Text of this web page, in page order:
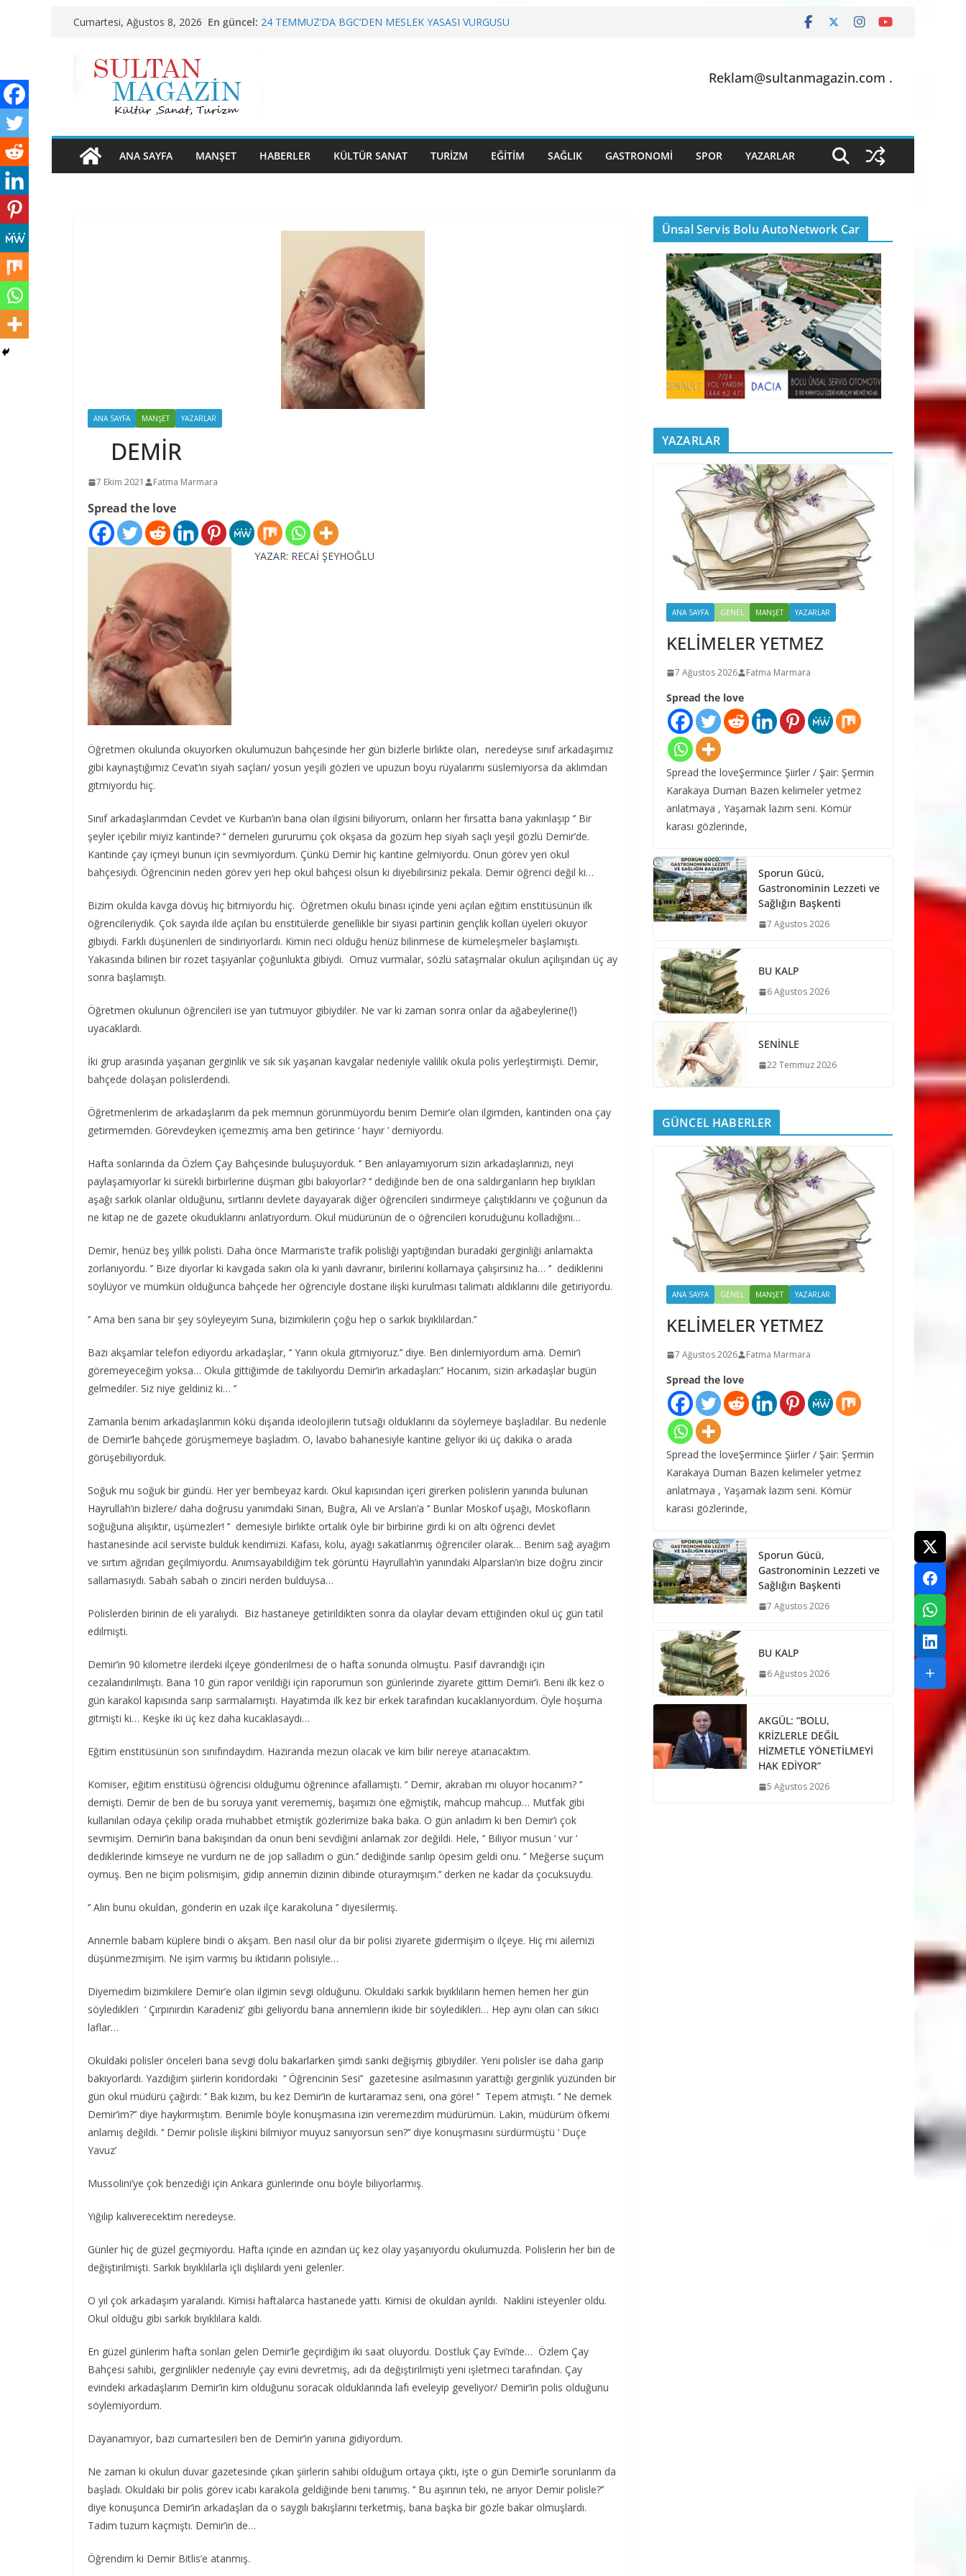
Cumartesi, Ağustos 8, 2026 En güncel: 24 TEMMUZ’DA BGC’DEN MESLEK YASASI VURGUSU
Reklam@sultanmagazin.com .
ANA SAYFA MANŞET HABERLER KÜLTÜR SANAT TURİZM EĞİTİM SAĞLIK GASTRONOMİ SPOR YAZARLAR
ANA SAYFA MANŞET YAZARLAR
DEMİR
7 Ekim 2021 Fatma Marmara
Spread the love
YAZAR: RECAİ ŞEYHOĞLU
Öğretmen okulunda okuyorken okulumuzun bahçesinde her gün bizlerle birlikte olan, neredeyse sınıf arkadaşımız
gibi kaynaştığımız Cevat’ın siyah saçları/ yosun yeşili gözleri ve upuzun boyu rüyalarımı süslemiyorsa da aklımdan
gitmiyordu hiç.
Sınıf arkadaşlarımdan Cevdet ve Kurban’ın bana olan ilgisini biliyorum, onların her fırsatta bana yakınlaşıp ‘’ Bir
şeyler içebilir miyiz kantinde? ‘’ demeleri gururumu çok okşasa da gözüm hep siyah saçlı yeşil gözlü Demir’de.
Kantinde çay içmeyi bunun için sevmiyordum. Çünkü Demir hiç kantine gelmiyordu. Onun görev yeri okul
bahçesiydi. Öğrencinin neden görev yeri hep okul bahçesi olsun ki diyebilirsiniz pekala. Demir öğrenci değil ki…
Bizim okulda kavga dövüş hiç bitmiyordu hiç. Öğretmen okulu binası içinde yeni açılan eğitim enstitüsünün ilk
öğrencileriydik. Çok sayıda ilde açılan bu enstitülerde genellikle bir siyasi partinin gençlik kolları üyeleri okuyor
gibiydi. Farklı düşünenleri de sindiriyorlardı. Kimin neci olduğu henüz bilinmese de kümeleşmeler başlamıştı.
Yakasında bilinen bir rozet taşıyanlar çoğunlukta gibiydi. Omuz vurmalar, sözlü sataşmalar okulun açılışından üç ay
sonra başlamıştı.
Öğretmen okulunun öğrencileri ise yan tutmuyor gibiydiler. Ne var ki zaman sonra onlar da ağabeylerine(!)
uyacaklardı.
İki grup arasında yaşanan gerginlik ve sık sık yaşanan kavgalar nedeniyle valilik okula polis yerleştirmişti. Demir,
bahçede dolaşan polislerdendi.
Öğretmenlerim de arkadaşlarım da pek memnun görünmüyordu benim Demir’e olan ilgimden, kantinden ona çay
getirmemden. Görevdeyken içemezmiş ama ben getirince ‘ hayır ’ demiyordu.
Hafta sonlarında da Özlem Çay Bahçesinde buluşuyorduk. ‘’ Ben anlayamıyorum sizin arkadaşlarınızı, neyi
paylaşamıyorlar ki sürekli birbirlerine düşman gibi bakıyorlar? ‘’ dediğinde ben de ona saldırganların hep bıyıkları
aşağı sarkık olanlar olduğunu, sırtlarını devlete dayayarak diğer öğrencileri sindirmeye çalıştıklarını ve çoğunun da
ne kitap ne de gazete okuduklarını anlatıyordum. Okul müdürünün de o öğrencileri koruduğunu kolladığını…
Demir, henüz beş yıllık polisti. Daha önce Marmaris’te trafik polisliği yaptığından buradaki gerginliği anlamakta
zorlanıyordu. ‘’ Bize diyorlar ki kavgada sakın ola ki yanlı davranır, birilerini kollamaya çalışırsınız ha… ‘’ dediklerini
söylüyor ve mümkün olduğunca bahçede her öğrenciyle dostane ilişki kurulması talimatı aldıklarını dile getiriyordu.
‘’ Ama ben sana bir şey söyleyeyim Suna, bizimkilerin çoğu hep o sarkık bıyıklılardan.’’
Bazı akşamlar telefon ediyordu arkadaşlar, ‘’ Yarın okula gitmiyoruz.’’ diye. Ben dinlemiyordum ama. Demir’i
göremeyeceğim yoksa… Okula gittiğimde de takılıyordu Demir’in arkadaşları:’’ Hocanım, sizin arkadaşlar bugün
gelmediler. Siz niye geldiniz ki… ‘’
Zamanla benim arkadaşlarımın kökü dışarıda ideolojilerin tutsağı olduklarını da söylemeye başladılar. Bu nedenle
de Demir’le bahçede görüşmemeye başladım. O, lavabo bahanesiyle kantine geliyor iki üç dakika o arada
görüşebiliyorduk.
Soğuk mu soğuk bir gündü. Her yer bembeyaz kardı. Okul kapısından içeri girerken polislerin yanında bulunan
Hayrullah’ın bizlere/ daha doğrusu yanımdaki Sinan, Buğra, Ali ve Arslan’a ‘’ Bunlar Moskof uşağı, Moskofların
soğuğuna alışıktır, üşümezler! ‘’ demesiyle birlikte ortalık öyle bir birbirine girdi ki on altı öğrenci devlet
hastanesinde acil serviste bulduk kendimizi. Kafası, kolu, ayağı sakatlanmış öğrenciler olarak… Benim sağ ayağım
ve sırtım ağrıdan geçilmiyordu. Anımsayabildiğim tek görüntü Hayrullah’ın yanındaki Alparslan’ın bize doğru zincir
sallamasıydı. Sabah sabah o zinciri nerden bulduysa…
Polislerden birinin de eli yaralıydı. Biz hastaneye getirildikten sonra da olaylar devam ettiğinden okul üç gün tatil
edilmişti.
Demir’in 90 kilometre ilerdeki ilçeye gönderilmesi de o hafta sonunda olmuştu. Pasif davrandığı için
cezalandırılmıştı. Bana 10 gün rapor verildiği için raporumun son günlerinde ziyarete gittim Demir’i. Beni ilk kez o
gün karakol kapısında sarıp sarmalamıştı. Hayatımda ilk kez bir erkek tarafından kucaklanıyordum. Öyle hoşuma
gitmişti ki… Keşke iki üç kez daha kucaklasaydı…
Eğitim enstitüsünün son sınıfındaydım. Haziranda mezun olacak ve kim bilir nereye atanacaktım.
Komiser, eğitim enstitüsü öğrencisi olduğumu öğrenince afallamıştı. ‘’ Demir, akraban mı oluyor hocanım? ‘’
demişti. Demir de ben de bu soruya yanıt verememiş, başımızı öne eğmiştik, mahcup mahcup… Mutfak gibi
kullanılan odaya çekilip orada muhabbet etmiştik gözlerimize baka baka. O gün anladım ki ben Demir’i çok
sevmişim. Demir’in bana bakışından da onun beni sevdiğini anlamak zor değildi. Hele, ‘’ Biliyor musun ‘ vur ‘
dediklerinde kimseye ne vurdum ne de jop salladım o gün.’’ dediğinde sarılıp öpesim geldi onu. ‘’ Meğerse suçum
oymuş. Ben ne biçim polismişim, gidip annemin dizinin dibinde oturaymışım.’’ derken ne kadar da çocuksuydu.
‘’ Alın bunu okuldan, gönderin en uzak ilçe karakoluna ‘’ diyesilermiş.
Annemle babam küplere bindi o akşam. Ben nasıl olur da bir polisi ziyarete gidermişim o ilçeye. Hiç mi ailemizi
düşünmezmişim. Ne işim varmış bu iktidarın polisiyle…
Diyemedim bizimkilere Demir’e olan ilgimin sevgi olduğunu. Okuldaki sarkık bıyıklıların hemen hemen her gün
söyledikleri ‘ Çırpınırdın Karadeniz’ gibi geliyordu bana annemlerin ikide bir söyledikleri… Hep aynı olan can sıkıcı
laflar…
Okuldaki polisler önceleri bana sevgi dolu bakarlarken şimdi sanki değişmiş gibiydiler. Yeni polisler ise daha garip
bakıyorlardı. Yazdığım şiirlerin koridordaki ‘’ Öğrencinin Sesi’’ gazetesine asılmasının yarattığı gerginlik yüzünden bir
gün okul müdürü çağırdı: ‘’ Bak kızım, bu kez Demir’in de kurtaramaz seni, ona göre! ‘’ Tepem atmıştı. ‘’ Ne demek
Demir’im?’’ diye haykırmıştım. Benimle böyle konuşmasına izin veremezdim müdürümün. Lakin, müdürüm öfkemi
anlamış değildi. ‘’ Demir polisle ilişkini bilmiyor muyuz sanıyorsun sen?’’ diye konuşmasını sürdürmüştü ‘ Duçe
Yavuz’
Mussolini’ye çok benzediği için Ankara günlerinde onu böyle biliyorlarmış.
Yığılıp kalıverecektim neredeyse.
Günler hiç de güzel geçmiyordu. Hafta içinde en azından üç kez olay yaşanıyordu okulumuzda. Polislerin her biri de
değiştirilmişti. Sarkık bıyıklılarla içli dışlılardı yeni gelenler.
O yıl çok arkadaşım yaralandı. Kimisi haftalarca hastanede yattı. Kimisi de okuldan ayrıldı. Naklini isteyenler oldu.
Okul olduğu gibi sarkık bıyıklılara kaldı.
En güzel günlerim hafta sonları gelen Demir’le geçirdiğim iki saat oluyordu. Dostluk Çay Evi’nde… Özlem Çay
Bahçesi sahibi, gerginlikler nedeniyle çay evini devretmiş, adı da değiştirilmişti yeni işletmeci tarafından. Çay
evindeki arkadaşlarım Demir’in kim olduğunu soracak olduklarında lafı eveleyip geveliyor/ Demir’in polis olduğunu
söylemiyordum.
Dayanamıyor, bazı cumartesileri ben de Demir’in yanına gidiyordum.
Ne zaman ki okulun duvar gazetesinde çıkan şiirlerin sahibi olduğum ortaya çıktı, işte o gün Demir’le sorunlarım da
başladı. Okuldaki bir polis görev icabı karakola geldiğinde beni tanımış. ‘’ Bu aşırının teki, ne arıyor Demir polisle?’’
diye konuşunca Demir’in arkadaşları da o saygılı bakışlarını terketmiş, bana başka bir gözle bakar olmuşlardı.
Tadım tuzum kaçmıştı. Demir’in de…
Öğrendim ki Demir Bitlis’e atanmış.
Ünsal Servis Bolu AutoNetwork Car
YAZARLAR
ANA SAYFA GENEL MANŞET YAZARLAR
KELİMELER YETMEZ
7 Ağustos 2026 Fatma Marmara
Spread the love
Spread the loveŞermince Şiirler / Şair: Şermin
Karakaya Duman Bazen kelimeler yetmez
anlatmaya , Yaşamak lazım seni. Kömür
karası gözlerinde,
Sporun Gücü,
Gastronominin Lezzeti ve
Sağlığın Başkenti
7 Ağustos 2026
BU KALP
6 Ağustos 2026
SENİNLE
22 Temmuz 2026
GÜNCEL HABERLER
ANA SAYFA GENEL MANŞET YAZARLAR
KELİMELER YETMEZ
7 Ağustos 2026 Fatma Marmara
Spread the love
Spread the loveŞermince Şiirler / Şair: Şermin
Karakaya Duman Bazen kelimeler yetmez
anlatmaya , Yaşamak lazım seni. Kömür
karası gözlerinde,
Sporun Gücü,
Gastronominin Lezzeti ve
Sağlığın Başkenti
7 Ağustos 2026
BU KALP
6 Ağustos 2026
AKGÜL: “BOLU,
KRİZLERLE DEĞİL
HİZMETLE YÖNETİLMEYİ
HAK EDİYOR”
5 Ağustos 2026